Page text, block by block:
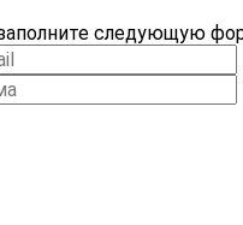
следующую